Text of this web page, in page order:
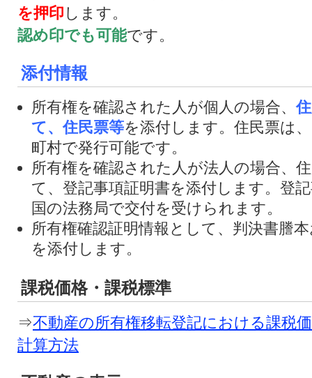
を押印 します。
認め印でも可能です。
添付情報
所有権を確認された人が個人の場合、
て、住民票等を添付します。住民票は
町村で発行可能です。
所有権を確認された人が法人の場合、
て、登記事項証明書を添付します。登
国の法務局で交付を受けられます。
所有権確認証明情報として、判決書謄
を添付します。
課税価格・課税標準
⇒不動産の所有権移転登記における課税
計算方法